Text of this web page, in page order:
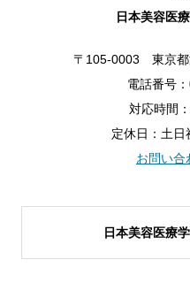
日本美容医
〒105-0003 東京
電話番号
対応時間
定休日：土日
お問い合
日本美容医療